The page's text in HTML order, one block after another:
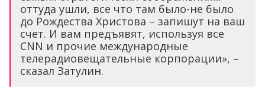
оттуда ушли, все что там было-не было
до Рождества Христова – запишут на ваш
счет. И вам предъявят, используя все
СNN и прочие международные
телерадиовещательные корпорации», –
сказал Затулин.